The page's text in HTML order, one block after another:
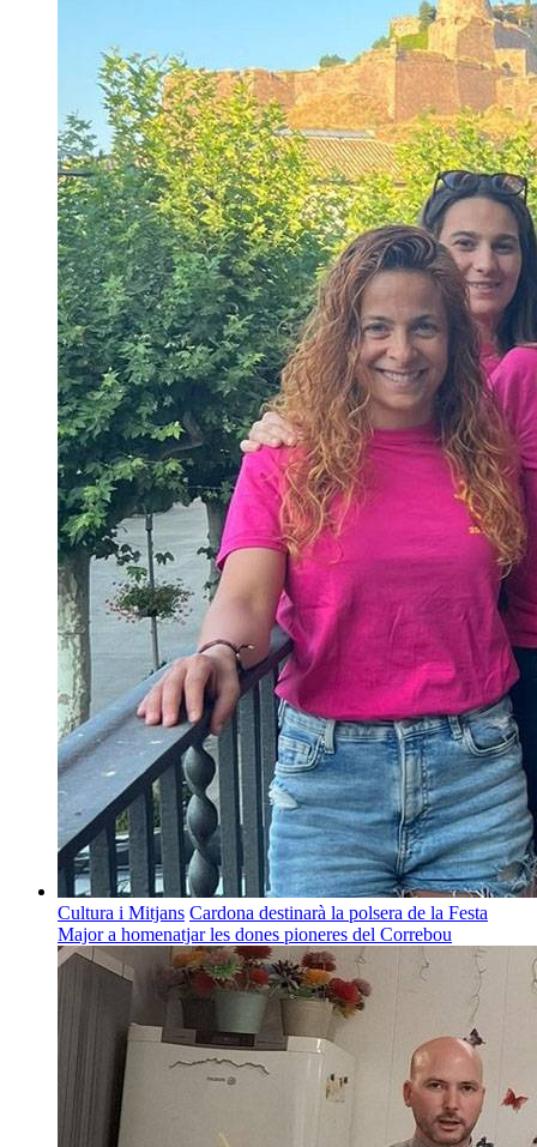
Cultura i Mitjans Cardona destinarà la polsera de la Festa
Major a homenatjar les dones pioneres del Correbou